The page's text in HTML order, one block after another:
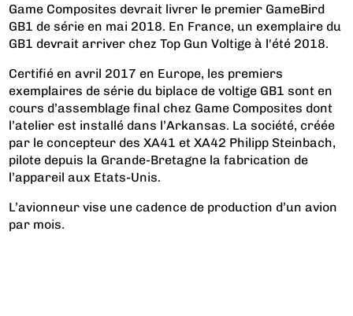
Game Composites devrait livrer le premier GameBird
GB1 de série en mai 2018. En France, un exemplaire du
GB1 devrait arriver chez Top Gun Voltige à l'été 2018.
Certifié en avril 2017 en Europe, les premiers
exemplaires de série du biplace de voltige GB1 sont en
cours d’assemblage final chez Game Composites dont
l’atelier est installé dans l’Arkansas. La société, créée
par le concepteur des XA41 et XA42 Philipp Steinbach,
pilote depuis la Grande-Bretagne la fabrication de
l’appareil aux Etats-Unis.
L’avionneur vise une cadence de production d’un avion
par mois.